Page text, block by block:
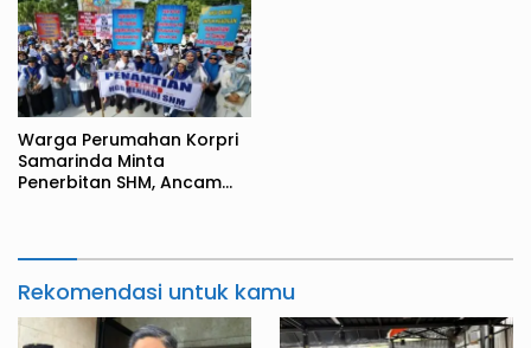
Warga Perumahan Korpri
Samarinda Minta
Penerbitan SHM, Ancam
Rekomendasi untuk kamu